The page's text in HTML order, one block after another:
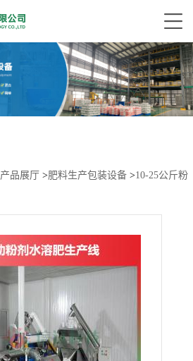
产品展厅 >肥料生产包装设备 >10-25公斤粉